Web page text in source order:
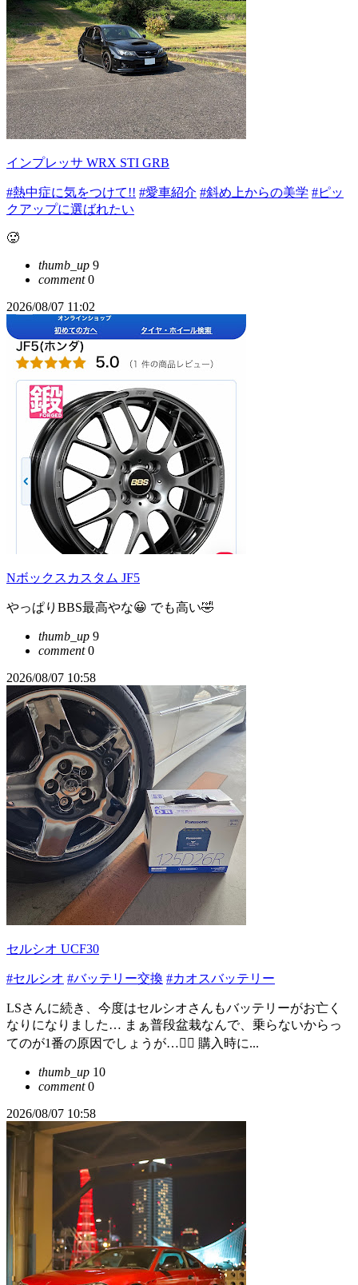
インプレッサ WRX STI GRB
#熱中症に気をつけて!! #愛車紹介 #斜め上からの美学 #ピッ
クアップに選ばれたい
🥵
thumb_up 9
comment0
2026/08/07 11:02
Nボックスカスタム JF5
やっぱりBBS最高やな😀 でも高い🤣
thumb_up 9
comment0
2026/08/07 10:58
セルシオ UCF30
#セルシオ #バッテリー交換 #カオスバッテリー
LSさんに続き、今度はセルシオさんもバッテリーがお亡く
なりになりました… まぁ普段盆栽なんで、乗らないからっ
てのが1番の原因でしょうが…🤦‍♂️ 購入時に...
thumb_up 10
comment0
2026/08/07 10:58